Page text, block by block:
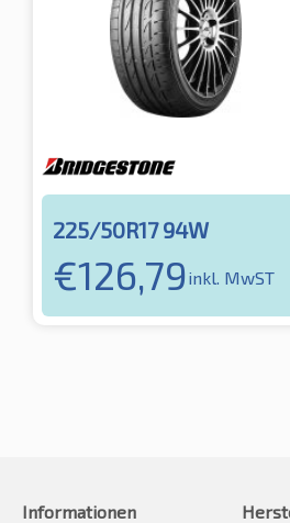
225/50R17 94W
€126,79inkl. MwST
Informationen